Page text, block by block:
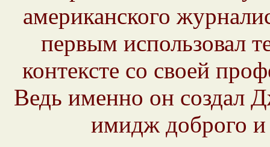
американского
первым использовал
контексте со своей
Ведь именно он создал
имидж доброго и